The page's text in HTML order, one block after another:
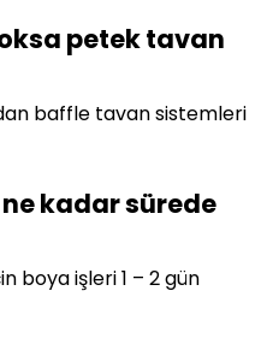
petek tavan
baffle tavan sistemleri
kadar sürede
boya işleri 1 – 2 gün